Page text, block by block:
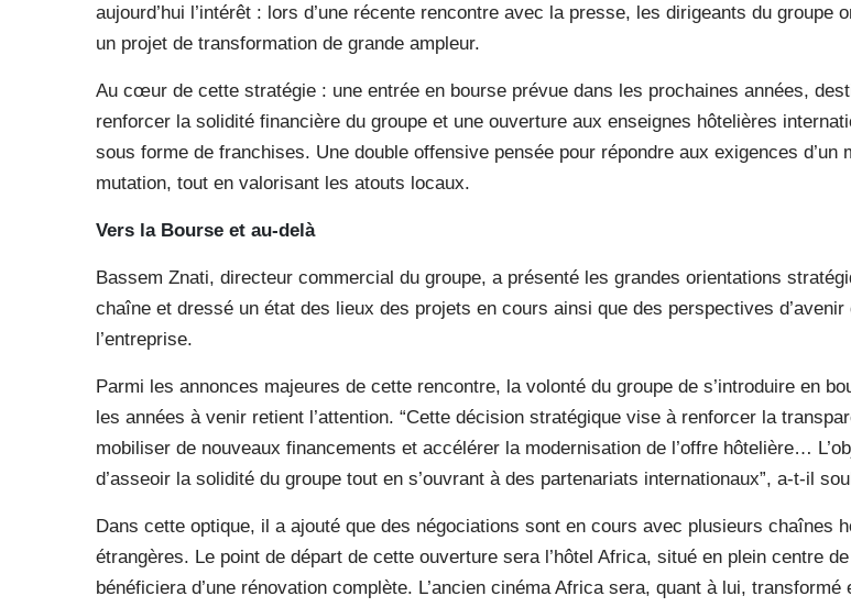
aujourd’hui l’intérêt : lors d’une récente rencontre avec la presse, les dirigeants du groupe
un projet de transformation de grande ampleur.
Au cœur de cette stratégie : une entrée en bourse prévue dans les prochaines années,
renforcer la solidité financière du groupe et une ouverture aux enseignes hôtelières
sous forme de franchises. Une double offensive pensée pour répondre aux exigences d’un
mutation, tout en valorisant les atouts locaux.
Vers la Bourse et au-delà
Bassem Znati, directeur commercial du groupe, a présenté les grandes orientations
chaîne et dressé un état des lieux des projets en cours ainsi que des perspectives d’avenir
l’entreprise.
Parmi les annonces majeures de cette rencontre, la volonté du groupe de s’introduire en
les années à venir retient l’attention. “Cette décision stratégique vise à renforcer la
mobiliser de nouveaux financements et accélérer la modernisation de l’offre hôtelière…
d’asseoir la solidité du groupe tout en s’ouvrant à des partenariats internationaux”, a-t-il
Dans cette optique, il a ajouté que des négociations sont en cours avec plusieurs chaînes
étrangères. Le point de départ de cette ouverture sera l’hôtel Africa, situé en plein centre
bénéficiera d’une rénovation complète. L’ancien cinéma Africa sera, quant à lui, transformé